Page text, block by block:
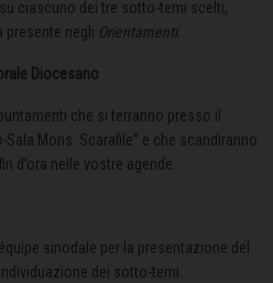
ciascuno dei tre sotto-temi scelti,
presente negli Orientamenti.
Diocesano
che si terranno presso il
-Sala Mons. Scarafile” e che scandiranno
d’ora nelle vostre agende.
sinodale per la presentazione del
dei sotto-temi.